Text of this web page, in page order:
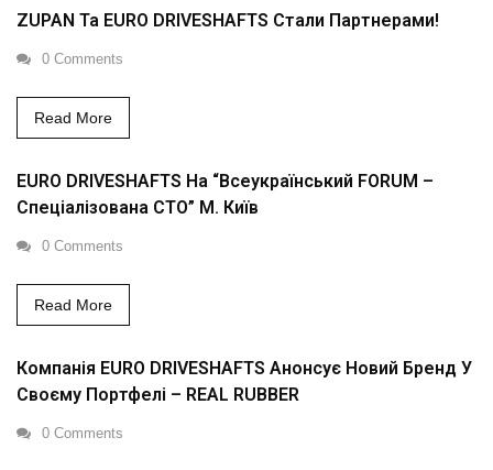
ZUPAN Та EURO DRIVESHAFTS Стали Партнерами!
0 Comments
Read More
EURO DRIVESHAFTS На “Всеукраїнський FORUM –
Спеціалізована СТО” М. Київ
0 Comments
Read More
Компанія EURO DRIVESHAFTS Анонсує Новий Бренд У
Своєму Портфелі – REAL RUBBER
0 Comments